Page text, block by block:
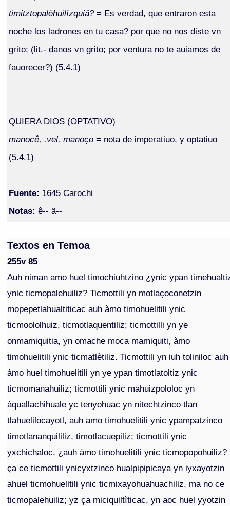
timitztopalëhuilïzquiâ? = Es verdad, que entraron esta
noche los ladrones en tu casa? por que no nos diste vn
grito; (lit.- danos vn grito; por ventura no te auiamos de
fauorecer?) (5.4.1)
QUIERA DIOS (OPTATIVO)
manocê, .vel. manoço = nota de imperatiuo, y optatiuo
(5.4.1)
Fuente: 1645 Carochi
Notas: ê-- ä--
Textos en Temoa
255v 85
Auh niman amo huel timochiuhtzino ¿ynic ypan
ynic ticmopalehuiliz? Ticmottili yn motlaçoconetzin
mopepetlahualtiticac auh àmo timohuelitili ynic
ticmoololhuiz, ticmotlaquentiliz; ticmottilli yn ye
onmamiquitia, yn omache moca mamiquiti, àmo
timohuelitili ynic ticmatlètiliz. Ticmottili yn iuh toliniloc auh
àmo huel timohuelitili yn ye ypan timotlatoltiz ynic
ticmomanahuiliz; ticmottili ynic mahuizpololoc yn
àquallachihuale yc tenyohuac yn nitechtzinco tlan
tlahuelilocayotl, auh amo timohuelitili ynic ypampatzinco
timotlananquililiz, timotlacuepiliz; ticmottili ynic
yxchichaloc, ¿auh àmo timohuelitili ynic ticmopopohuiliz?
ça ce ticmottili ynicyxtzinco hualpipipicaya yn iyxayotzin
ahuel ticmohuelitili ynic ticmixayohuahuachiliz, ma no ce
ticmopalehuiliz; yz ça miciquiltìticac, yn aoc huel yyotzin